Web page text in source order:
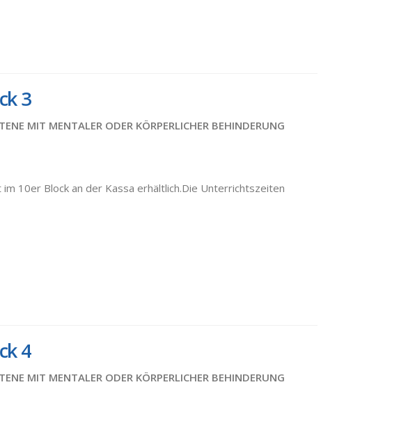
3
MIT MENTALER ODER KÖRPERLICHER BEHINDERUNG
10er Block an der Kassa erhältlich.Die Unterrichtszeiten
4
MIT MENTALER ODER KÖRPERLICHER BEHINDERUNG